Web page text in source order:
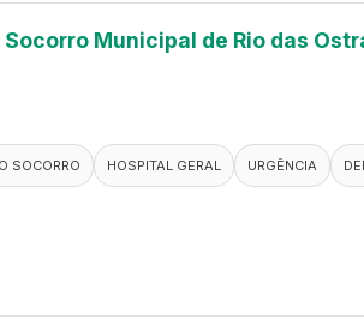
Municipal de Rio das
SOCORRO HOSPITAL GERAL URGÊNCIA